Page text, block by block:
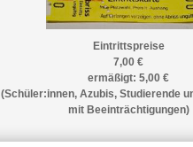
Eintrittspreise
7,00 €
ermäßigt: 5,00 €
(Schüler:innen, Azubis, Studierende
mit Beeinträchtigungen)